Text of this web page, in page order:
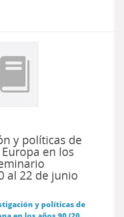
y políticas de
en los
al 22 de junio
y políticas de